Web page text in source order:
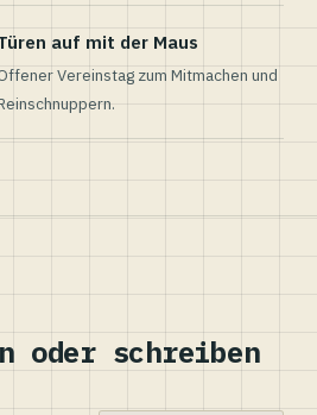
auf mit der Maus
Vereinstag zum Mitmachen und
oder schreiben